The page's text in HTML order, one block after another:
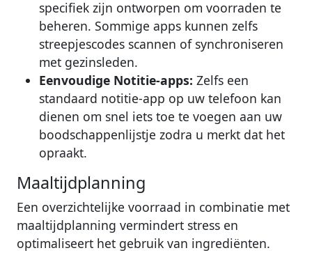
specifiek zijn ontworpen om voorraden te
beheren. Sommige apps kunnen zelfs
streepjescodes scannen of synchroniseren
met gezinsleden.
Eenvoudige Notitie-apps: Zelfs een
standaard notitie-app op uw telefoon kan
dienen om snel iets toe te voegen aan uw
boodschappenlijstje zodra u merkt dat het
opraakt.
Maaltijdplanning
Een overzichtelijke voorraad in combinatie met
maaltijdplanning vermindert stress en
optimaliseert het gebruik van ingrediënten.